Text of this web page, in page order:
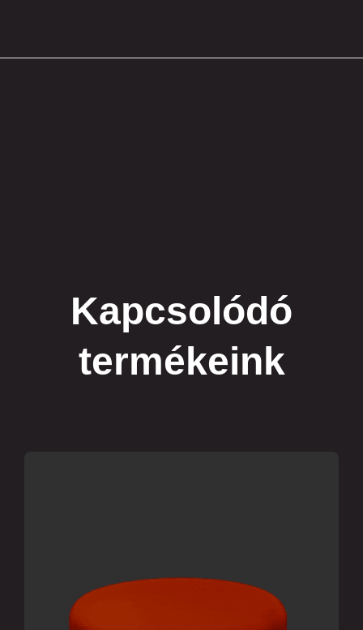
Kapcsolódó
termékeink